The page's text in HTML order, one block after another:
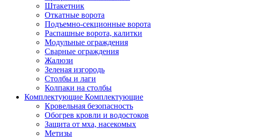
Штакетник
Откатные ворота
Подъемно-секционные ворота
Распашные ворота, калитки
Модульные ограждения
Сварные ограждения
Жалюзи
Зеленая изгородь
Столбы и лаги
Колпаки на столбы
Комплектующие Комплектующие
Кровельная безопасность
Обогрев кровли и водостоков
Защита от мха, насекомых
Метизы